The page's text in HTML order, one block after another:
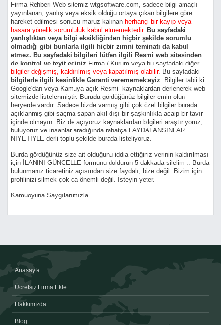
Firma Rehberi Web sitemiz wtgsoftware.com, sadece bilgi amaçlı
yayınlanan, yanlış veya eksik olduğu ortaya çıkan bilgilere göre
hareket edilmesi sonucu maruz kalınan herhangi bir kayıp veya
hasara yönelik sorumluluk kabul etmemektedir. Bu sayfadaki
yanlışlıktan veya bilgi eksikliğinden hiçbir şekilde sorumlu
olmadığı gibi bunlarla ilgili hiçbir zımni teminatı da kabul
etmez. Bu sayfadaki bilgileri lütfen ilgili Resmi web sitesinden
de kontrol ve teyit ediniz.Firma / Kurum veya bu sayfadaki diğer
bilgiler değişmiş, kaldırılmış veya kapatılmış olabilir. Bu sayfadaki
bilgilerle ilgili kesinlikle Garanti verememekteyiz . Bilgiler tabii ki
Google'dan veya Kamuya açık Resmi kaynaklardan derlenerek web
sitemizde listelenmiştir. Burada gördüğünüz bilgiler emin olun
heryerde vardır. Sadece bizde varmış gibi çok özel bilgiler burada
açıklanmış gibi saçma sapan akıl dışı bir şaşkınlıkla acaip bir tavır
içinde olmayın. Biz de açıyoruz kaynaklardan bilgileri araştırıyoruz,
buluyoruz ve insanlar aradığında rahatça FAYDALANSINLAR
NİYETİYLE derli toplu şekilde burada listeliyoruz.
Burda gördüğünüz size ait olduğunu iddia ettiğiniz verinin kaldırılması
için İLANINI GÜNCELLE formunu doldurun 5 dakkada silelim .. Burda
bulunmanız ticaretiniz açısından size faydalı, bize değil. Bizim için
profilinizi silmek çok da önemli değil. İsteyin yeter.
Kamuoyuna Saygılarımızla.
Anasayfa
Ücretsiz Firma Ekle
Hakkımızda
Blog